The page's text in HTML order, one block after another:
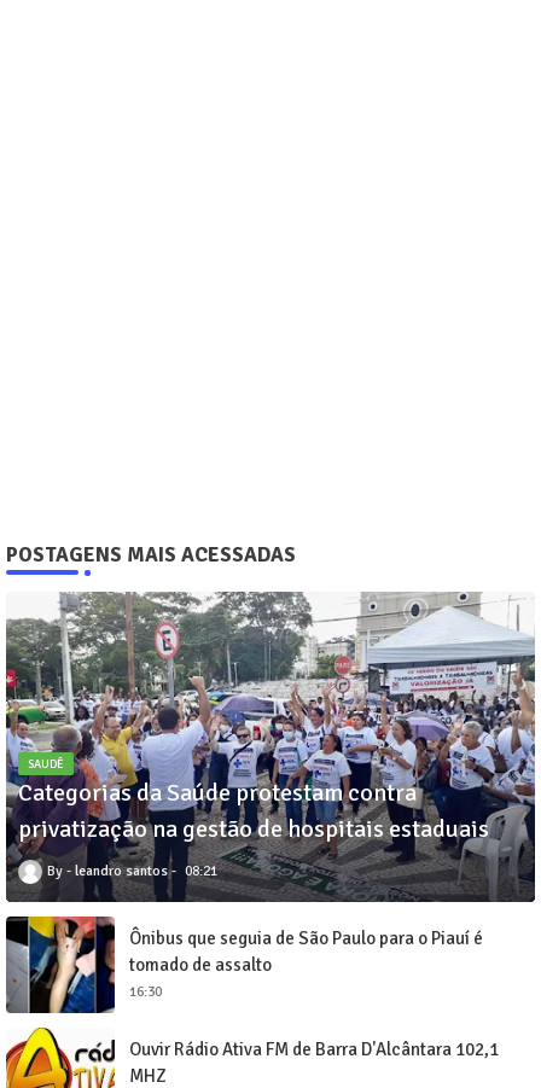
POSTAGENS MAIS ACESSADAS
SAUDÊ
Categorias da Saúde protestam contra
privatização na gestão de hospitais estaduais
leandro santos 08:21
Ônibus que seguia de São Paulo para o Piauí é
tomado de assalto
16:30
Ouvir Rádio Ativa FM de Barra D'Alcântara 102,1
MHZ